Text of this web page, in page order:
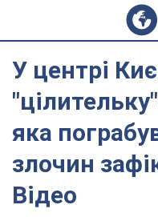
У центрі
яка
злочин
Відео